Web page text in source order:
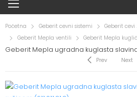
Početna Geberit cevni sistemi Geberit cevi
Geberit Mepla ventili
Geberit Mepla
Geberit Mepla ugradna kuglasta
Prev Next